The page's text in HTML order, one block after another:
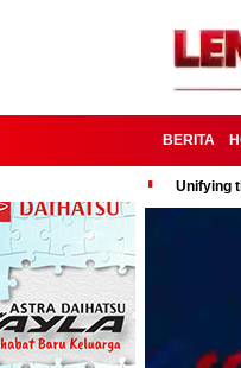
BERITA
Unifying